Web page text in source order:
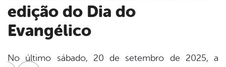
edição do Dia do
Evangélico
No último sábado, 20 de setembro de 2025, a